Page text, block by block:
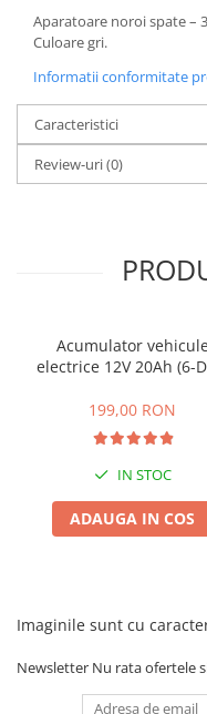
Ieftine
Pliabila
Tip Scuter
Kuba
Ztech
PIESE DE SCHIMB
Acumulatori 24V
Acumulatori 48V
Cauciucuri
Incarcatoare 24V
Incarcatoare 36V
Lumini
Kit Conversie
Piese Trotinete Electrice
Aparatoare noroi spate –
Culoare gri.
Informatii conformitate
Caracteristici
Review-uri(0)
Acumulator
electrice 12V 20Ah (6-
199,00 RON
IN STOC
ADAUGA IN COS
Imaginile sunt cu
Newsletter Nu rata ofertele